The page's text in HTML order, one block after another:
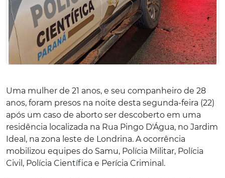
Uma mulher de 21 anos, e seu companheiro de 28
anos, foram presos na noite desta segunda-feira (22)
após um caso de aborto ser descoberto em uma
residência localizada na Rua Pingo D'Água, no Jardim
Ideal, na zona leste de Londrina. A ocorrência
mobilizou equipes do Samu, Polícia Militar, Polícia
Civil, Polícia Científica e Perícia Criminal.